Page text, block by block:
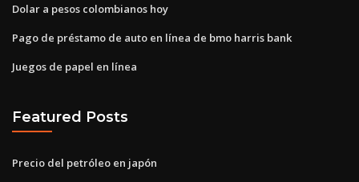
Dolar a pesos colombianos hoy
Pago de préstamo de auto en línea de bmo harris bank
Juegos de papel en línea
Featured Posts
Precio del petróleo en japón